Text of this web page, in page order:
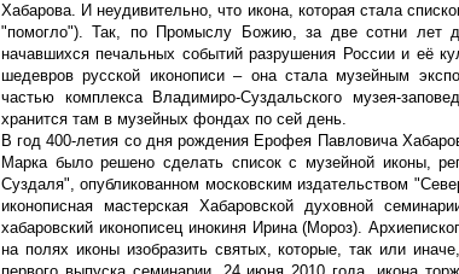
Хабарова. И неудивительно, что икона, которая стала
"помогло"). Так, по Промыслу Божию, за две сотни лет
начавшихся печальных событий разрушения России и её
шедевров русской иконописи – она стала музейным
частью комплекса Владимиро-Суздальского музея-
хранится там в музейных фондах по сей день.
В год 400-летия со дня рождения Ерофея Павловича
Марка было решено сделать список с музейной иконы,
Суздаля", опубликованном московским издательством
иконописная мастерская Хабаровской духовной
хабаровский иконописец инокиня Ирина (Мороз).
на полях иконы изобразить святых, которые, так или